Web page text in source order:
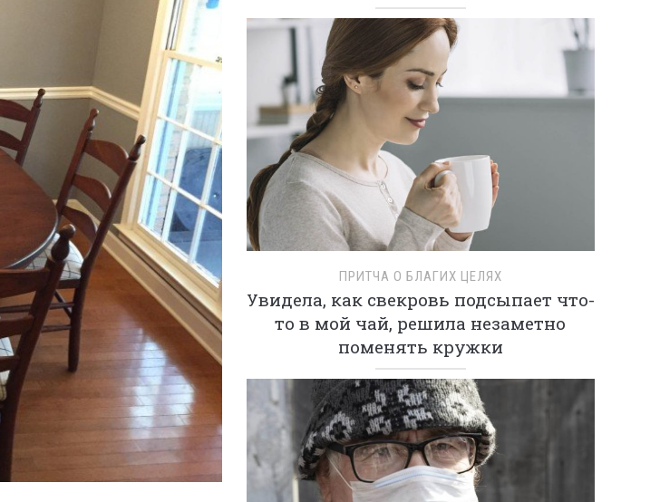
ПРИТЧА О БЛАГИХ ЦЕЛЯХ
Увидела, как свекровь подсыпает что-
то в мой чай, решила незаметно
поменять кружки